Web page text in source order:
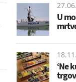
U
‘Ne